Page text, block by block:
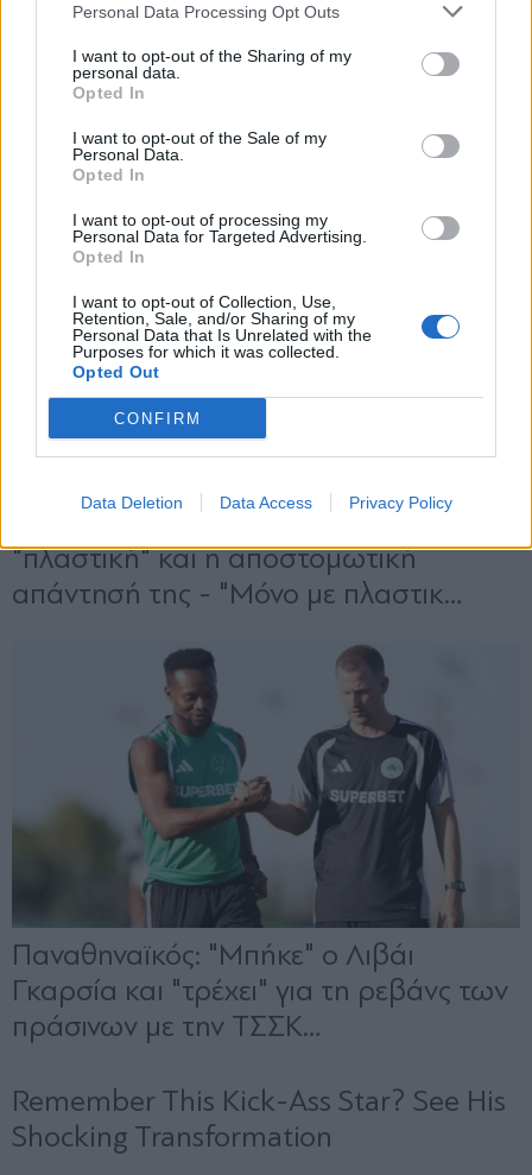
Personal Data Processing Opt Outs
I want to opt-out of the Sharing of my
personal data.
Opted In
I want to opt-out of the Sale of my
Personal Data.
Opted In
I want to opt-out of processing my
Personal Data for Targeted Advertising.
Opted In
I want to opt-out of Collection, Use,
Retention, Sale, and/or Sharing of my
Personal Data that Is Unrelated with the
Purposes for which it was collected.
Opted Out
CONFIRM
Data Deletion Data Access Privacy Policy
Αποδέχομαι τους
και την πολιτική απορρήτου
X